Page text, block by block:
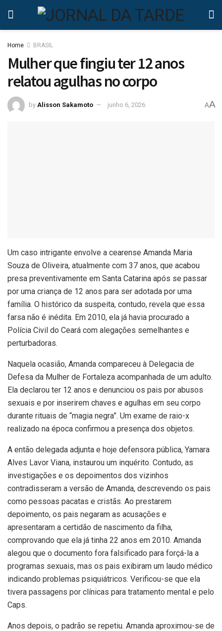
Home BRASIL
Mulher que fingiu ter 12 anos
relatou agulhas no corpo
by Alisson Sakamoto junho 6, 2026 AA
Um caso intrigante envolve a cearense Amanda Maria
Souza de Oliveira, atualmente com 37 anos, que acabou
presa preventivamente em Santa Catarina após se passar
por uma criança de 12 anos para ser adotada por uma
família. O histórico da suspeita, contudo, revela que essa
farsa não é inédita. Em 2010, ela já havia procurado a
Polícia Civil do Ceará com alegações semelhantes e
perturbadoras.
Naquela ocasião, Amanda compareceu à Delegacia de
Defesa da Mulher de Fortaleza acompanhada de um adulto.
Ela declarou ter 12 anos e denunciou os pais por abusos
sexuais e por inserirem chaves e agulhas em seu corpo
durante rituais de “magia negra”. Um exame de raio-x
realizado na época confirmou a presença dos objetos.
A então delegada adjunta e hoje defensora pública, Yamara
Alves Lavor Viana, instaurou um inquérito. Contudo, as
investigações e os depoimentos dos vizinhos
contradisseram a versão de Amanda, descrevendo os pais
como pessoas pacatas e cristãs. Ao prestarem
depoimento, os pais negaram as acusações e
apresentaram a certidão de nascimento da filha,
comprovando que ela já tinha 22 anos em 2010. Amanda
alegou que o documento fora falsificado para forçá-la a
programas sexuais, mas os pais exibiram um laudo médico
indicando problemas psiquiátricos. Verificou-se que ela
tivera passagens por clínicas para tratamento mental e pelo
Caps.
Anos depois, o padrão se repetiu. Amanda aproximou-se de